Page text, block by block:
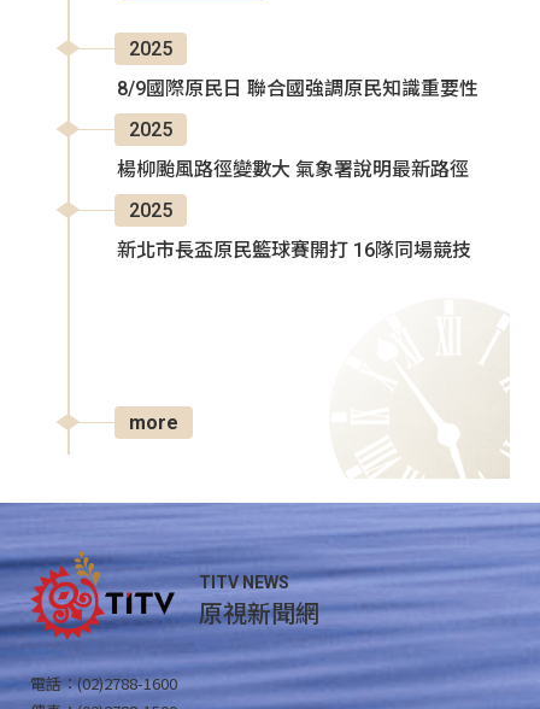
2025
8/9國際原民日 聯合國強調原民知識重要性
2025
楊柳颱風路徑變數大 氣象署說明最新路徑
2025
新北市長盃原民籃球賽開打 16隊同場競技
more
TITV NEWS
原視新聞網
電話：(02)2788-1600